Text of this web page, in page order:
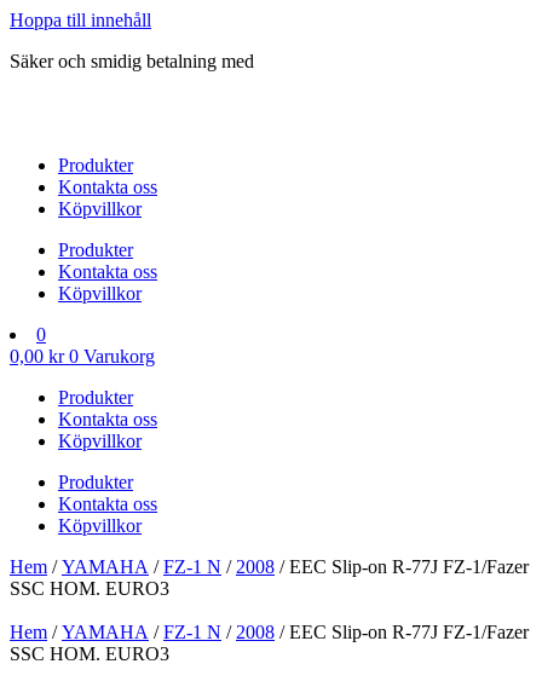
Hoppa till innehåll
Säker och smidig betalning med
Produkter
Kontakta oss
Köpvillkor
Produkter
Kontakta oss
Köpvillkor
0
0,00 kr 0 Varukorg
Produkter
Kontakta oss
Köpvillkor
Produkter
Kontakta oss
Köpvillkor
Hem /YAMAHA /FZ-1 N / 2008 / EEC Slip-on R-77J FZ-1/Fazer
SSC HOM. EURO3
Hem /YAMAHA /FZ-1 N / 2008 / EEC Slip-on R-77J FZ-1/Fazer
SSC HOM. EURO3